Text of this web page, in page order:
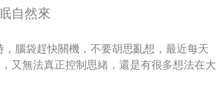
自然來
腦袋趕快關機，不要胡思亂想，最近每天
又無法真正控制思緒，還是有很多想法在大